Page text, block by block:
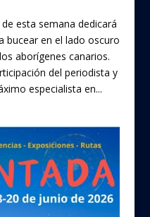
de esta semana dedicará
bucear en el lado oscuro
aborígenes canarios.
del periodista y
especialista en...